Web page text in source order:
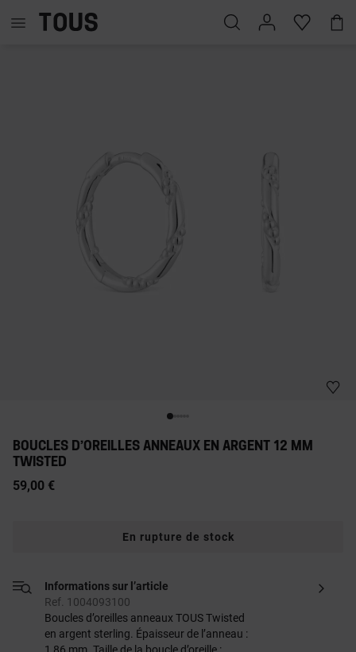
BOUCLES D’OREILLES ANNEAUX EN ARGENT 12 MM
TWISTED
59,00 €
En rupture de stock
Informations sur l’article
Ref. 1004093100
Boucles d’oreilles anneaux TOUS Twisted
en argent sterling. Épaisseur de l’anneau :